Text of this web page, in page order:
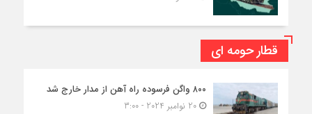
قطار حومه ای
۸۰۰ واگن فرسوده راه آهن از مدار خارج شد
20 نوامبر 2024 - 3:00